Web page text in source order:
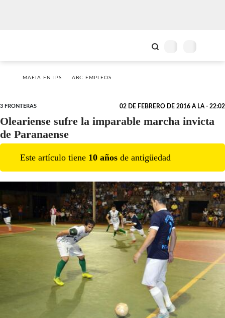
MAFIA EN IPS ABC EMPLEOS
3 FRONTERAS 02 DE FEBRERO DE 2016 A LA - 22:02
Oleariense sufre la imparable marcha invicta
de Paranaense
Este artículo tiene 10 años de antigüedad